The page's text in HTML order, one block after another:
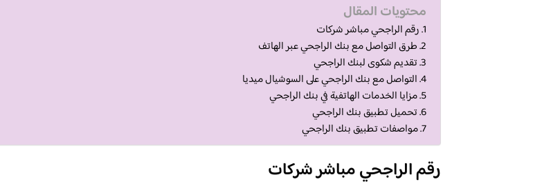
محتويات المقال
رقم الراجحي مباشر شركات
طرق التواصل مع بنك الراجحي عبر الهاتف
تقديم شكوى لبنك الراجحي
التواصل مع بنك الراجحي على السوشيال ميديا
مزايا الخدمات الهاتفية في بنك الراجحي
تحميل تطبيق بنك الراجحي
مواصفات تطبيق بنك الراجحي
رقم الراجحي مباشر شركات